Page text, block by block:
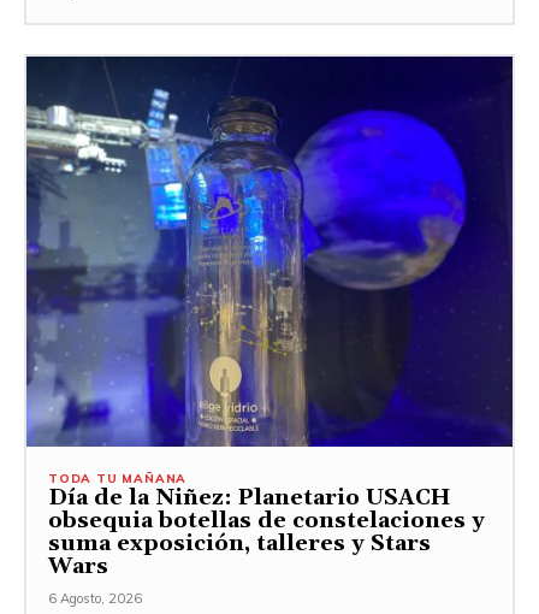
TODA TU MAÑANA
Día de la Niñez: Planetario USACH
obsequia botellas de constelaciones y
suma exposición, talleres y Stars
Wars
6 Agosto, 2026